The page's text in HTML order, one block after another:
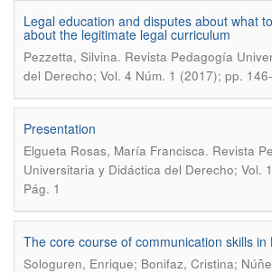
Legal education and disputes about what
about the legitimate legal curriculum
Pezzetta, Silvina. Revista Pedagogía
del Derecho; Vol. 4 Núm. 1 (2017); pp.
Presentation
Elgueta Rosas, María Francisca. Revista
Universitaria y Didáctica del Derecho; Vol.
Pág. 1
The core course of communication skills in
Sologuren, Enrique; Bonifaz, Cristina;